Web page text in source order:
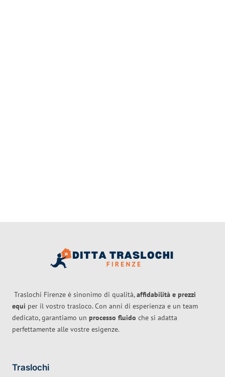
Traslochi Firenze è sinonimo di qualità,affidabilità e prezzi
equi per il vostro trasloco. Con anni di esperienza e un team
dedicato, garantiamo un processo fluido che si adatta
perfettamente alle vostre esigenze.
Traslochi